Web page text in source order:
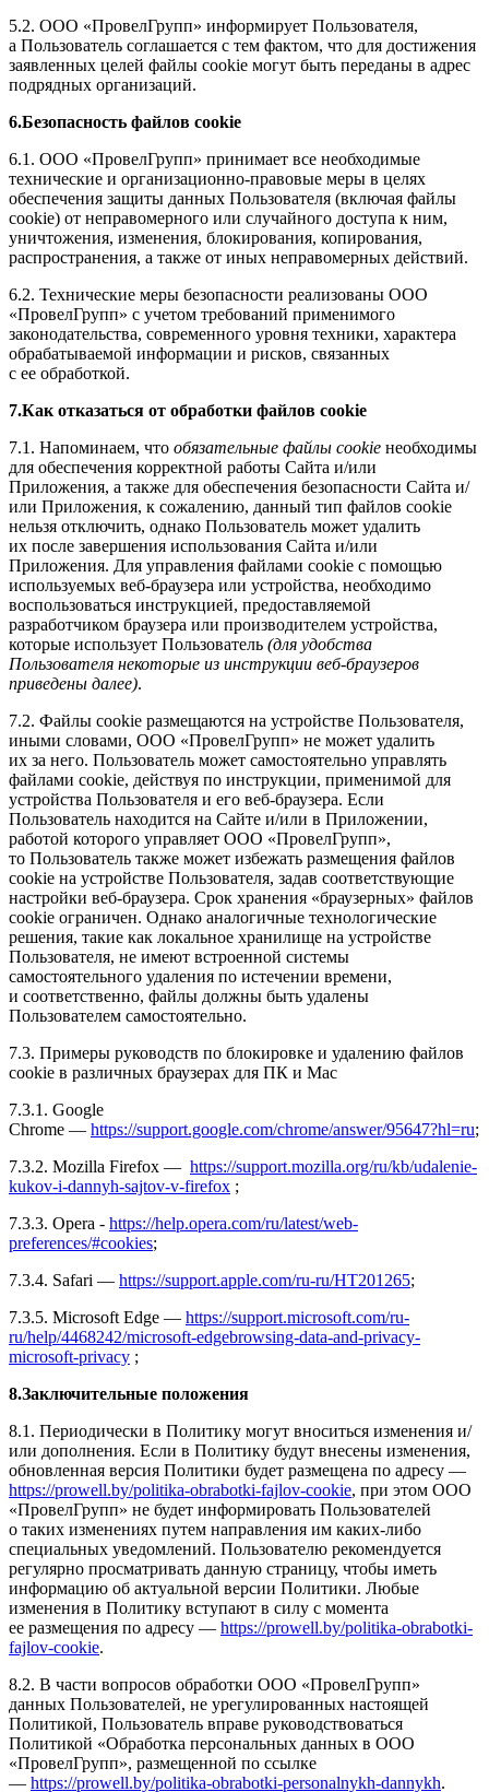
5.2. ООО «ПровелГрупп» информирует Пользователя,
а Пользователь соглашается с тем фактом, что для достижения
заявленных целей файлы cookie могут быть переданы в адрес
подрядных организаций.
6.Безопасность файлов cookie
6.1. ООО «ПровелГрупп» принимает все необходимые
технические и организационно-правовые меры в целях
обеспечения защиты данных Пользователя (включая файлы
cookie) от неправомерного или случайного доступа к ним,
уничтожения, изменения, блокирования, копирования,
распространения, а также от иных неправомерных действий.
6.2. Технические меры безопасности реализованы ООО
«ПровелГрупп» с учетом требований применимого
законодательства, современного уровня техники, характера
обрабатываемой информации и рисков, связанных
с ее обработкой.
7.Как отказаться от обработки файлов cookie
7.1. Напоминаем, что обязательные файлы cookie необходимы
для обеспечения корректной работы Сайта и/или
Приложения, а также для обеспечения безопасности Сайта и/
или Приложения, к сожалению, данный тип файлов cookie
нельзя отключить, однако Пользователь может удалить
их после завершения использования Сайта и/или
Приложения. Для управления файлами cookie с помощью
используемых веб-браузера или устройства, необходимо
воспользоваться инструкцией, предоставляемой
разработчиком браузера или производителем устройства,
которые использует Пользователь (для удобства
Пользователя некоторые из инструкции веб-браузеров
приведены далее).
7.2. Файлы cookie размещаются на устройстве Пользователя,
иными словами, ООО «ПровелГрупп» не может удалить
их за него. Пользователь может самостоятельно управлять
файлами cookie, действуя по инструкции, применимой для
устройства Пользователя и его веб-браузера. Если
Пользователь находится на Сайте и/или в Приложении,
работой которого управляет ООО «ПровелГрупп»,
то Пользователь также может избежать размещения файлов
cookie на устройстве Пользователя, задав соответствующие
настройки веб-браузера. Срок хранения «браузерных» файлов
cookie ограничен. Однако аналогичные технологические
решения, такие как локальное хранилище на устройстве
Пользователя, не имеют встроенной системы
самостоятельного удаления по истечении времени,
и соответственно, файлы должны быть удалены
Пользователем самостоятельно.
7.3. Примеры руководств по блокировке и удалению файлов
cookie в различных браузерах для ПК и Mac
7.3.1. Google
Chrome — https://support.google.com/chrome/answer/95647?hl=ru;
7.3.2. Mozilla Firefox — https://support.mozilla.org/ru/kb/udalenie-
kukov-i-dannyh-sajtov-v-firefox ;
7.3.3. Opera - https://help.opera.com/ru/latest/web-
preferences/#cookies;
7.3.4. Safari — https://support.apple.com/ru-ru/HT201265;
7.3.5. Microsoft Edge — https://support.microsoft.com/ru-
ru/help/4468242/microsoft-edgebrowsing-data-and-privacy-
microsoft-privacy ;
8.Заключительные положения
8.1. Периодически в Политику могут вноситься изменения и/
или дополнения. Если в Политику будут внесены изменения,
обновленная версия Политики будет размещена по адресу —
https://prowell.by/politika-obrabotki-fajlov-cookie, при этом ООО
«ПровелГрупп» не будет информировать Пользователей
о таких изменениях путем направления им каких-либо
специальных уведомлений. Пользователю рекомендуется
регулярно просматривать данную страницу, чтобы иметь
информацию об актуальной версии Политики. Любые
изменения в Политику вступают в силу с момента
ее размещения по адресу — https://prowell.by/politika-obrabotki-
fajlov-cookie.
8.2. В части вопросов обработки ООО «ПровелГрупп»
данных Пользователей, не урегулированных настоящей
Политикой, Пользователь вправе руководствоваться
Политикой «Обработка персональных данных в ООО
«ПровелГрупп», размещенной по ссылке
— https://prowell.by/politika-obrabotki-personalnykh-dannykh.